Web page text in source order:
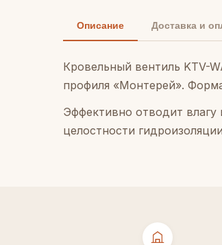
Описание Доставка и
Кровельный вентиль KTV-
профиля «Монтерей».
Эффективно отводит влагу
целостности